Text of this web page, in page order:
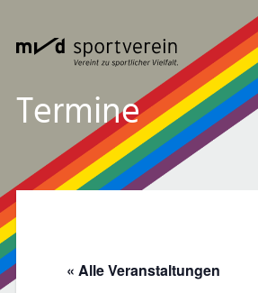
Termine
« Alle Veranstaltungen